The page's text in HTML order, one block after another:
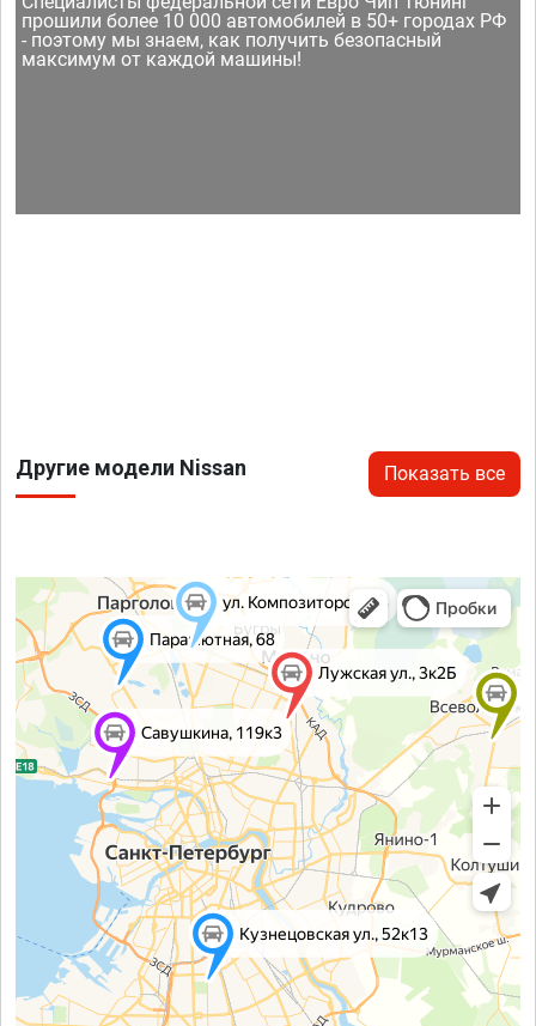
прошили более 10 000 автомобилей в 50+ городах РФ
- поэтому мы знаем, как получить безопасный
максимум от каждой машины!
Другие модели Nissan Показать все